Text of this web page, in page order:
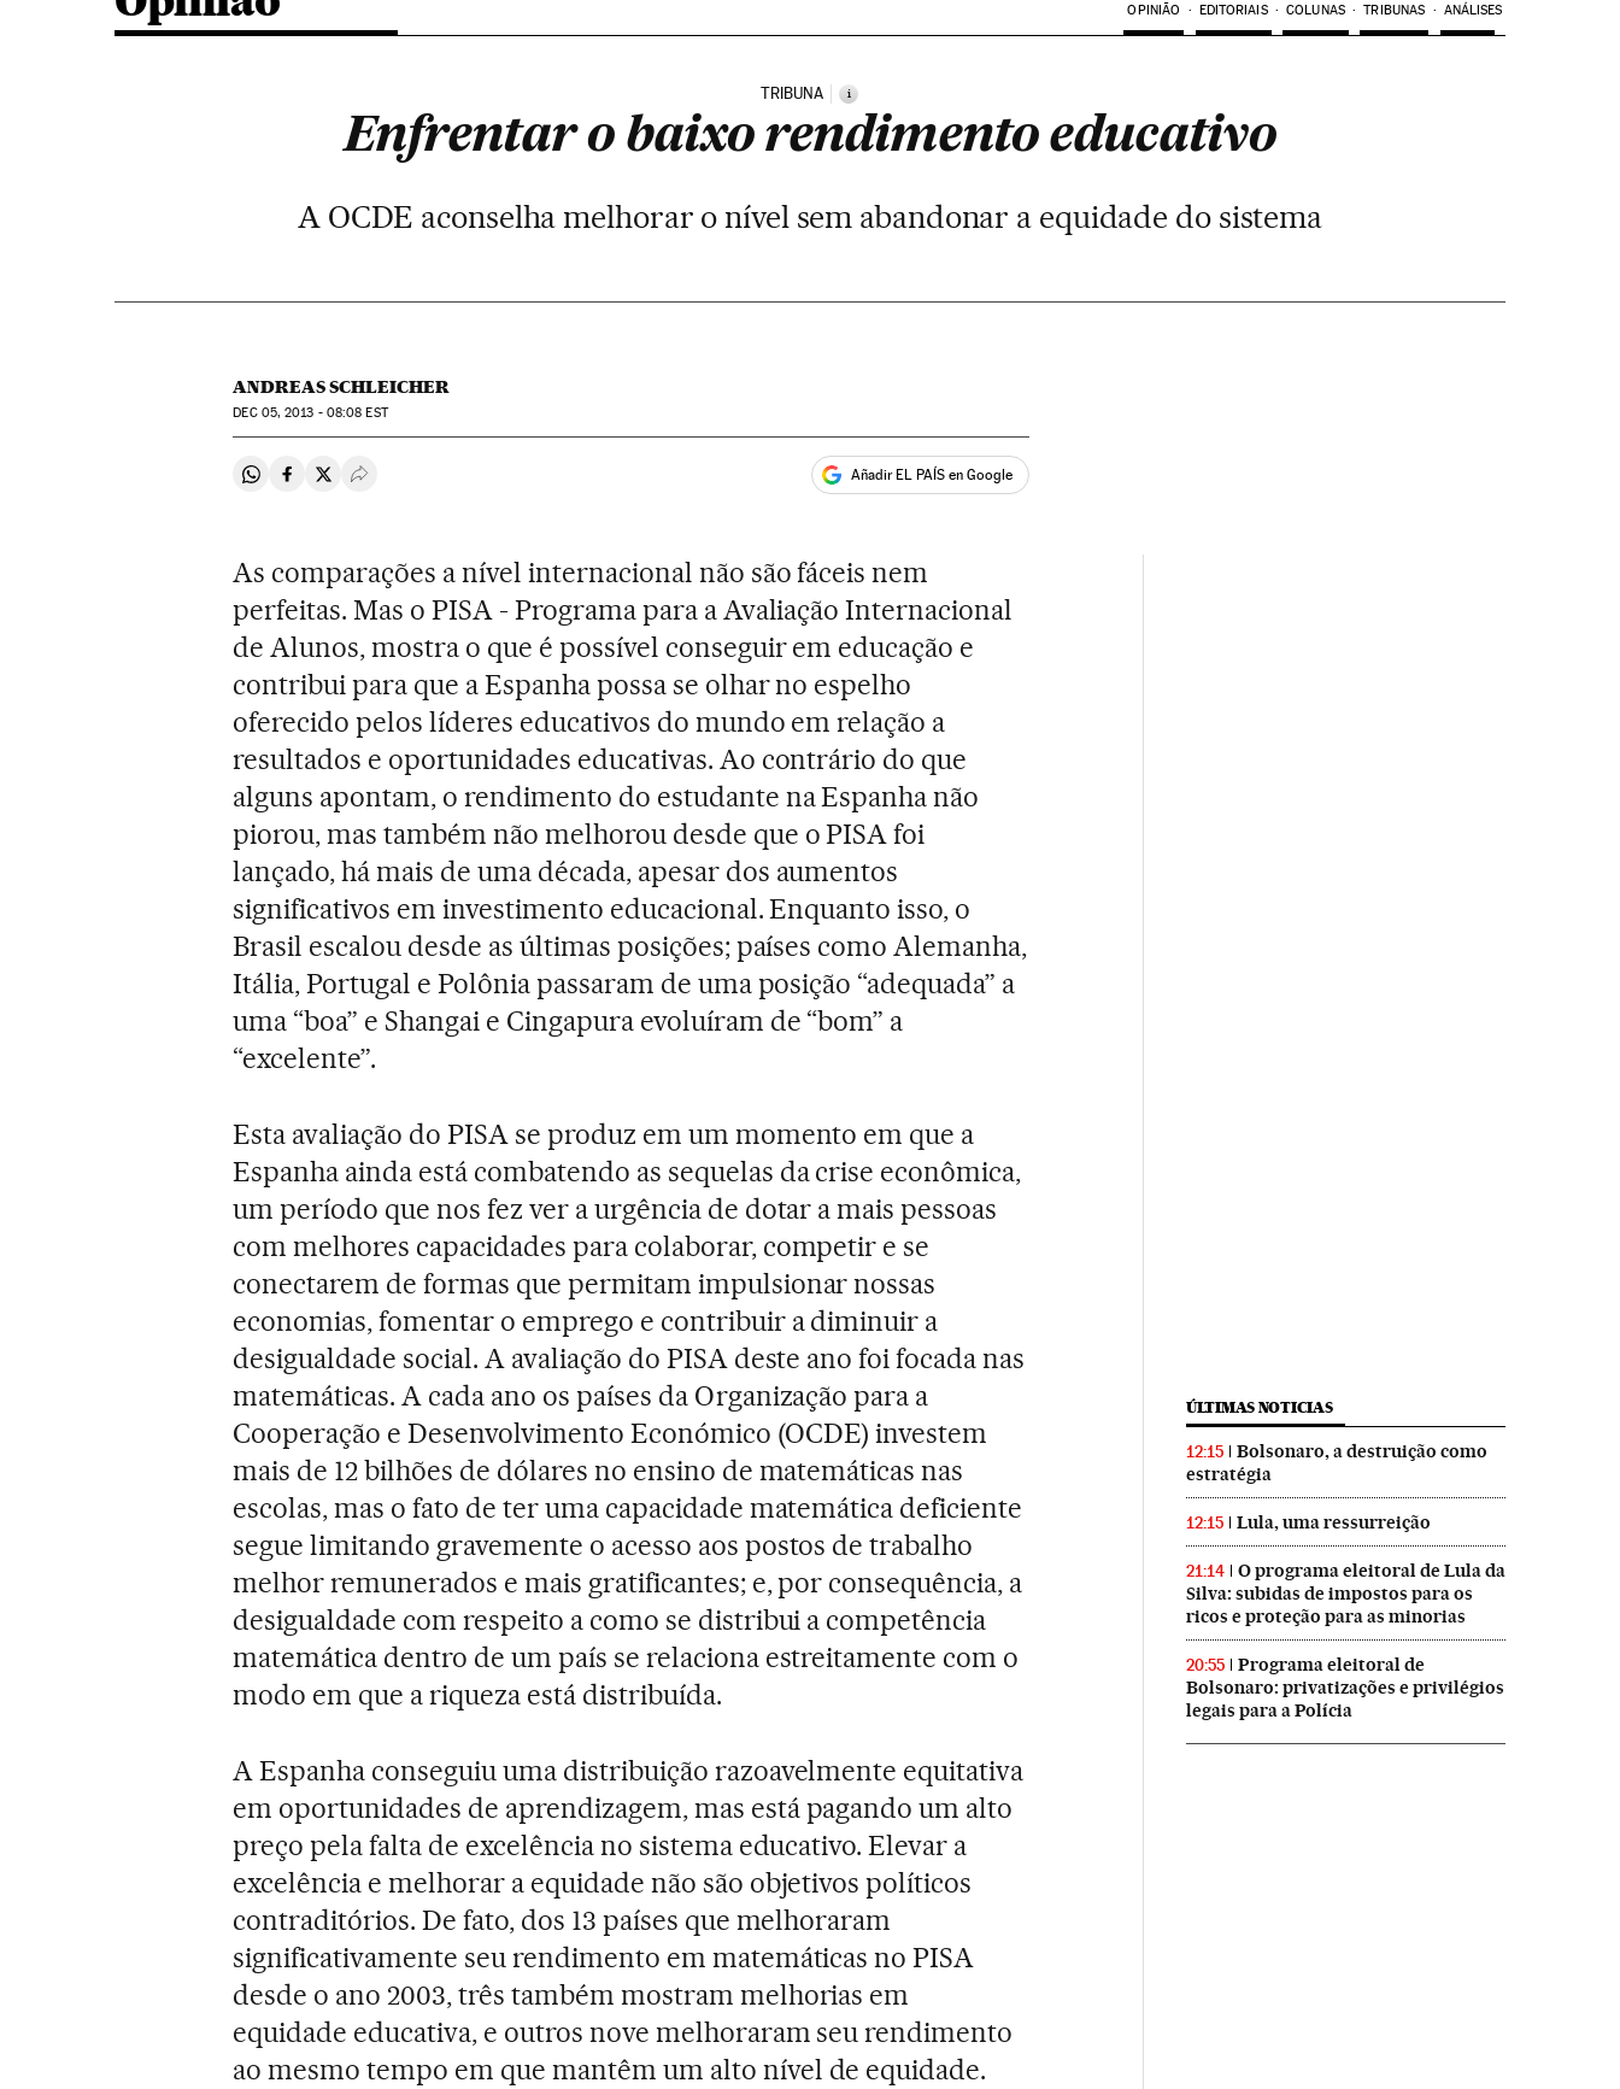
OPINIÃO EDITORIAIS COLUNAS TRIBUNAS ANÁLISES
TRIBUNA i
Enfrentar o baixo rendimento educativo
A OCDE aconselha melhorar o nível sem abandonar a equidade do sistema
ANDREAS SCHLEICHER
DEC05, 2013 - 08:08 EST
Compartir en Whatsapp
Compartir en Facebook
Compartir en Twitter
Desplegar Redes Sociales Añadir EL PAÍS en Google
As comparações a nível internacional não são fáceis nem
perfeitas. Mas o PISA - Programa para a Avaliação Internacional
de Alunos, mostra o que é possível conseguir em educação e
contribui para que a Espanha possa se olhar no espelho
oferecido pelos líderes educativos do mundo em relação a
resultados e oportunidades educativas. Ao contrário do que
alguns apontam, o rendimento do estudante na Espanha não
piorou, mas também não melhorou desde que o PISA foi
lançado, há mais de uma década, apesar dos aumentos
significativos em investimento educacional. Enquanto isso, o
Brasil escalou desde as últimas posições; países como Alemanha,
Itália, Portugal e Polônia passaram de uma posição “adequada” a
uma “boa” e Shangai e Cingapura evoluíram de “bom” a
“excelente”.
Esta avaliação do PISA se produz em um momento em que a
Espanha ainda está combatendo as sequelas da crise econômica,
um período que nos fez ver a urgência de dotar a mais pessoas
com melhores capacidades para colaborar, competir e se
conectarem de formas que permitam impulsionar nossas
economias, fomentar o emprego e contribuir a diminuir a
desigualdade social. A avaliação do PISA deste ano foi focada nas
matemáticas. A cada ano os países da Organização para a
Cooperação e Desenvolvimento Económico (OCDE) investem
mais de 12 bilhões de dólares no ensino de matemáticas nas
escolas, mas o fato de ter uma capacidade matemática deficiente
segue limitando gravemente o acesso aos postos de trabalho
melhor remunerados e mais gratificantes; e, por consequência, a
desigualdade com respeito a como se distribui a competência
matemática dentro de um país se relaciona estreitamente com o
modo em que a riqueza está distribuída.
A Espanha conseguiu uma distribuição razoavelmente equitativa
em oportunidades de aprendizagem, mas está pagando um alto
preço pela falta de excelência no sistema educativo. Elevar a
excelência e melhorar a equidade não são objetivos políticos
contraditórios. De fato, dos 13 países que melhoraram
significativamente seu rendimento em matemáticas no PISA
desde o ano 2003, três também mostram melhorias em
equidade educativa, e outros nove melhoraram seu rendimento
ao mesmo tempo em que mantêm um alto nível de equidade.
ÚLTIMAS NOTICIAS
12:15
Bolsonaro, a destruição como
estratégia
12:15 Lula, uma ressurreição
21:14
O programa eleitoral de Lula da
Silva: subidas de impostos para os
ricos e proteção para as minorias
20:55
Programa eleitoral de
Bolsonaro: privatizações e privilégios
legais para a Polícia